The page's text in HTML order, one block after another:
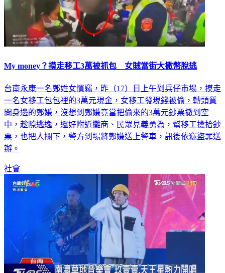
My money？摸走移工3萬被抓包 女賊當街大撒幣脫逃
台南永康一名鄭姓女慣竊，昨（17）日上午到兵仔市場，摸走
一名女移工包包裡的3萬元現金，女移工發現錢被偷，轉頭質
問身邊的鄭嫌，沒想到鄭嫌竟當把偷來的3萬元鈔票撒到空
中，趁隙逃逸，還好附近攤商、民眾見義勇為，幫移工撿拾鈔
票，也把人攔下，警方到場將鄭嫌送上警車，訊後依竊盜罪送
辦。
社會